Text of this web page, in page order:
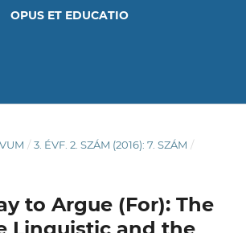
OPUS ET EDUCATIO
/ 3. ÉVF. 2. SZÁM (2016): 7. SZÁM /
to Argue (For): The